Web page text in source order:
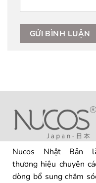
Nucos Nhật Bản
thương hiệu chuyên
dòng bổ sung chăm